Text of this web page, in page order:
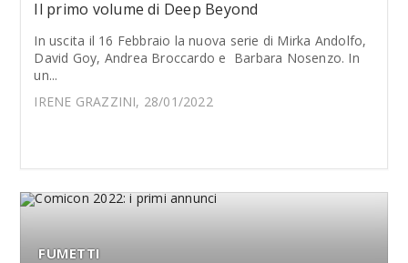
Il primo volume di Deep Beyond
In uscita il 16 Febbraio la nuova serie di Mirka Andolfo,
David Goy, Andrea Broccardo e Barbara Nosenzo. In
un...
IRENE GRAZZINI, 28/01/2022
FUMETTI